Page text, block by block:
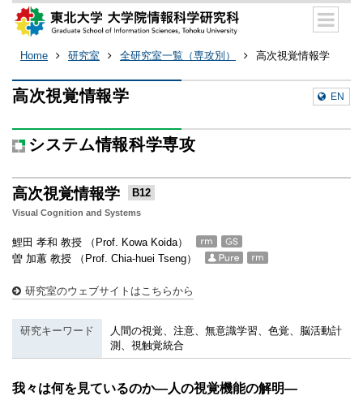
Home 研究室 全研究室一覧（専攻別） 高次視覚情報学
高次視覚情報学 EN
システム情報科学専攻
高次視覚情報学 B12
Visual Cognition and Systems
鯉田 孝和 教授 （Prof. Kowa Koida）
曽 加蕙 教授 （Prof. Chia-huei Tseng）
研究室のウェブサイトはこちらから
研究キーワード
人間の視覚、注意、無意識学習、色覚、脳活動計
測、視触覚統合
我々は何を見ているのか—人の視覚機能の解明—